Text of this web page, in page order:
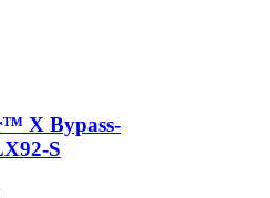
X Bypass-​
​S